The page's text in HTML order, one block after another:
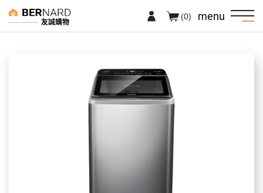
友誠購物 menu
(0)